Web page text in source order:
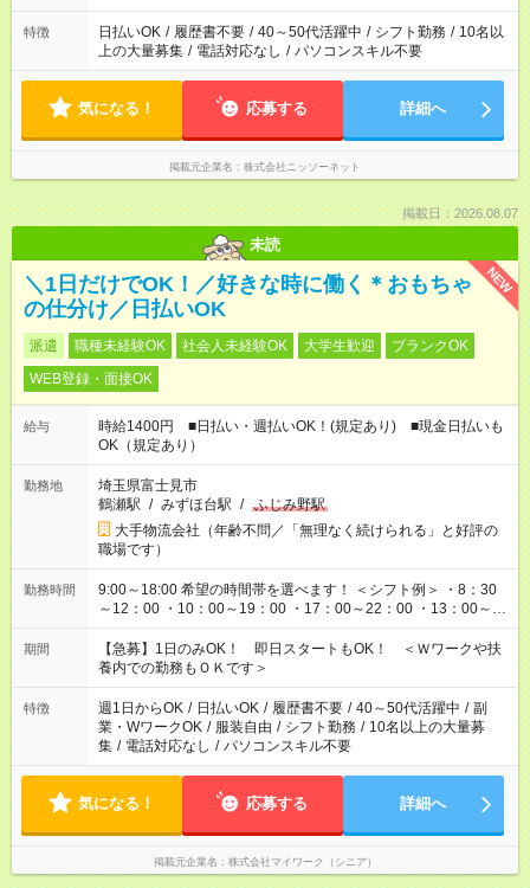
特徴 日払いOK / 履歴書不要 / 40～50代活躍中 / シフト勤務 / 10名以
上の大量募集 / 電話対応なし / パソコンスキル不要
気になる！ 応募する 詳細へ
掲載元企業名 株式会社ニッソーネット
掲載日：2026.08.07
未読
NEW
＼1日だけでOK！／好きな時に働く＊おもちゃ
の仕分け／日払いOK
派遣 職種未経験OK 社会人未経験OK 大学生歓迎
ブランクOK
WEB登録・面接OK
給与
時給1400円 ■日払い・週払いOK！(規定あり) ■現金日払いも
OK（規定あり）
勤務地
埼玉県富士見市
鶴瀬駅 / みずほ台駅 / ふじみ野駅
大手物流会社（年齢不問／「無理なく続けられる」と好評の
職場です）
勤務時間
9:00～18:00 希望の時間帯を選べます！ ＜シフト例＞ ・8：30
～12：00 ・10：00～19：00 ・17：00～22：00 ・13：00～
22：00 ・22：00～翌6：00 など
期間
【急募】1日のみOK！ 即日スタートもOK！ ＜Ｗワークや扶
養内での勤務もＯＫです＞
特徴 週1日からOK / 日払いOK / 履歴書不要 / 40～50代活躍中 / 副
業・WワークOK / 服装自由 / シフト勤務 / 10名以上の大量募
集 / 電話対応なし / パソコンスキル不要
気になる！ 応募する 詳細へ
掲載元企業名 株式会社マイワーク（シニア）